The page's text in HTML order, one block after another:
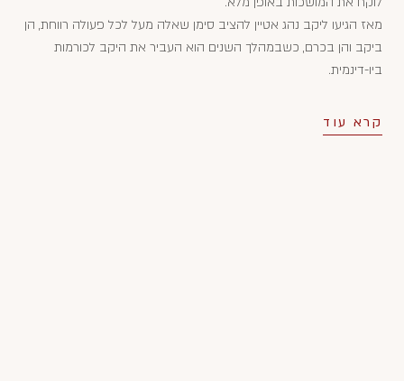
מאז הגיעו ליקב נהג אטיין להציב סימן שאלה מעל לכל פעולה רווחת, הן
ביקב והן בכרם, כשבמהלך השנים הוא העביר את היקב לכורמות
ביו-דינמית.
קרא עוד